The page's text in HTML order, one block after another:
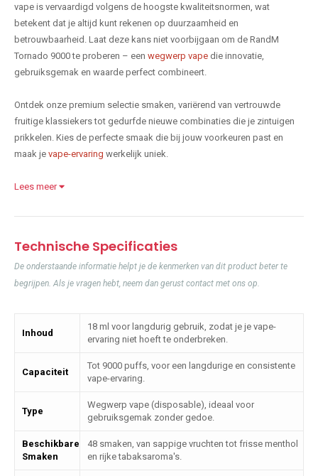
vape is vervaardigd volgens de hoogste kwaliteitsnormen, wat
betekent dat je altijd kunt rekenen op duurzaamheid en
betrouwbaarheid. Laat deze kans niet voorbijgaan om de RandM
Tornado 9000 te proberen – een wegwerp vape die innovatie,
gebruiksgemak en waarde perfect combineert.
Ontdek onze premium selectie smaken, variërend van vertrouwde
fruitige klassiekers tot gedurfde nieuwe combinaties die je zintuigen
prikkelen. Kies de perfecte smaak die bij jouw voorkeuren past en
maak je vape-ervaring werkelijk uniek.
Lees meer
Technische Specificaties
De onderstaande informatie helpt je de kenmerken van dit product beter te
begrijpen. Als je vragen hebt, neem dan gerust contact met ons op.
Inhoud
18 ml voor langdurig gebruik, zodat je je vape-
ervaring niet hoeft te onderbreken.
Capaciteit
Tot 9000 puffs, voor een langdurige en consistente
vape-ervaring.
Type
Wegwerp vape (disposable), ideaal voor
gebruiksgemak zonder gedoe.
Beschikbare
Smaken
48 smaken, van sappige vruchten tot frisse menthol
en rijke tabaksaroma's.